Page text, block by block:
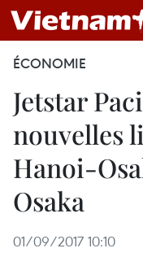
ÉCONOMIE
Jetstar
nouvelles
Hanoi-
Osaka
01/09/2017 10:10